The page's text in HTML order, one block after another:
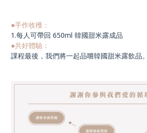
●手作收穫：
1.每人可帶回 650ml 韓國甜米露成品
●共好體驗：
課程最後，我們將一起品嚐韓國甜米露飲品。